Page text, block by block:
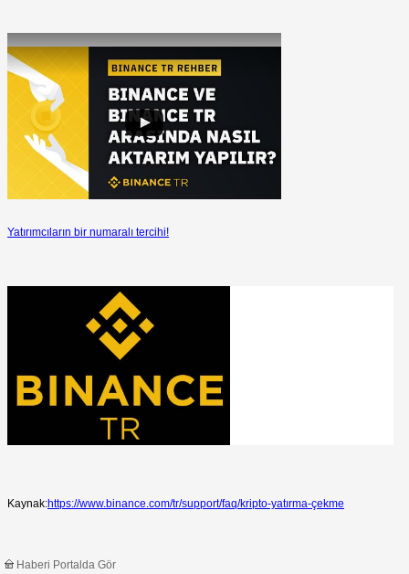
Yatırımcıların bir numaralı tercihi!
Kaynak:https://www.binance.com/tr/support/faq/kripto-yatırma-çekme
Haberi Portalda Gör